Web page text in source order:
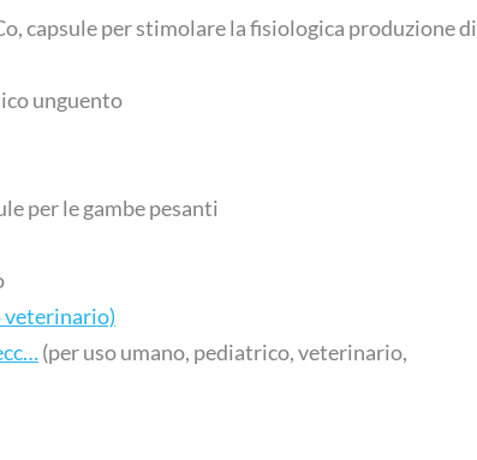
capsule per stimolare la fisiologica produzione di
unguento
per le gambe pesanti
veterinario)
(per uso umano, pediatrico, veterinario,